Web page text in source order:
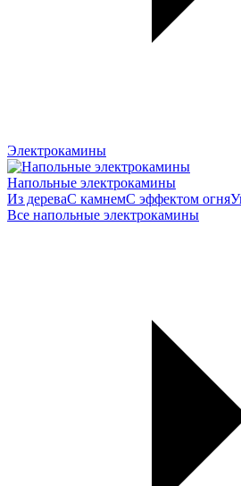
Электрокамины
Напольные электрокамины
Из дереваС камнемС эффектом огня
Все напольные электрокамины